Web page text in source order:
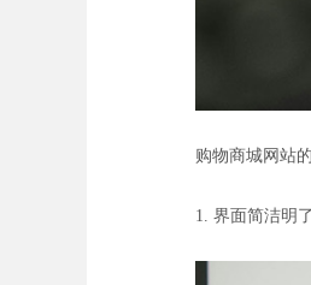
购物商城网站
1. 界面简洁明